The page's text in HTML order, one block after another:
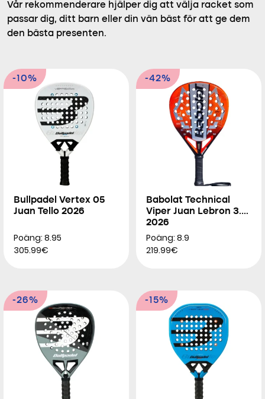
Vår rekommenderare hjälper dig att välja racket som
passar dig, ditt barn eller din vän bäst för att ge dem
den bästa presenten.
-10%
Bullpadel Vertex 05
Juan Tello 2026
Poäng: 8.95
305.99€
-42%
Babolat Technical
Viper Juan Lebron 3.0
2026
Poäng: 8.9
219.99€
-26% -15%